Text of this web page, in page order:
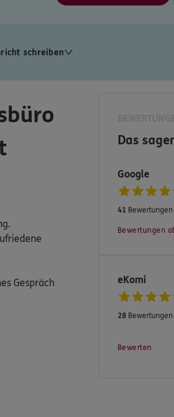
schreiben
Gespräch
Das
Google
41
Bewertungen
eKomi
28Bewertungen
Bewerten